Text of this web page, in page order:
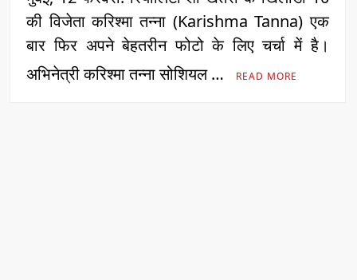
की विजेता करिश्मा तन्ना (Karishma Tanna) एक
बार फिर अपने बेहतरीन फोटो के लिए चर्चा में है।
अभिनेत्री करिश्मा तन्ना सोशियल …
READ MORE